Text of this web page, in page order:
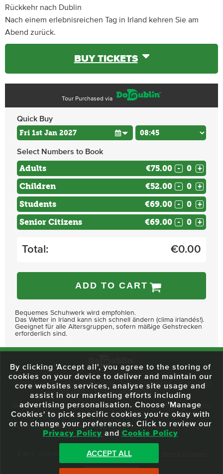
Rückkehr nach Dublin
Nach einem erlebnisreichen Tag in Irland kehren Sie am
Abend zurück.
BUY TICKETS
Tour Purchased via
Quick Buy
Select Numbers to Book
Adults €75.00 - +
Children €52.00 - +
Students €69.00 - +
Senior Citizens €69.00 - +
Total: €0.00
ADD TO CART
Bequemes Schuhwerk wird empfohlen.
Das Wetter in Irland kann sich schnell ändern (clima irlandés!).
Geeignet für alle Altersgruppen, sofern mäßige Gehstrecken
erforderlich sind.
59 O'Connell Street Upper, North City, Dublin 1, D01 RX04 Call:+353 1
703 3024
Email: info@dodublin.ie
We've been entertaining visitors to our town since 1988. We're part of the
fabric of Dublin City and we take great pride in delivering a real and
authentic tour experience to all of our visitors, one steeped in history but
one that also celebrates the city as she evolves.
© 2013 - 2026 DoDublin. All Rights Reserved.
By clicking 'Accept all', you agree to the storing of
cookies on your device to deliver and maintain our
core websites services, analyse site usage and
assist in our marketing efforts including
advertising personalisation. Choose 'Manage
Cookies' to pick specific cookies you're okay with
or to change your preferences. Click to review our
Privacy Policy and Cookie Policy
ACCEPT ALL